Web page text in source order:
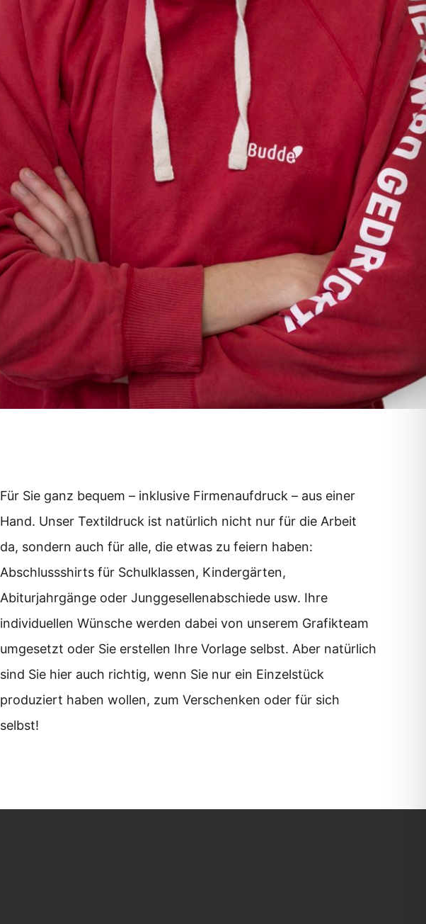
Für Sie ganz bequem – inklusive Firmenaufdruck – aus einer
Hand. Unser Textildruck ist natürlich nicht nur für die Arbeit
da, sondern auch für alle, die etwas zu feiern haben:
Abschlussshirts für Schulklassen, Kindergärten,
Abiturjahrgänge oder Junggesellenabschiede usw. Ihre
individuellen Wünsche werden dabei von unserem Grafikteam
umgesetzt oder Sie erstellen Ihre Vorlage selbst. Aber natürlich
sind Sie hier auch richtig, wenn Sie nur ein Einzelstück
produziert haben wollen, zum Verschenken oder für sich
selbst!